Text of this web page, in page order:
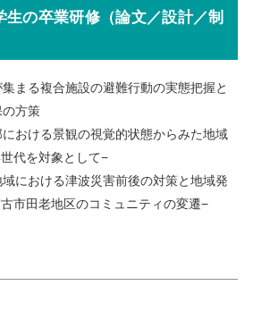
生の卒業研修（論文／設計／制
まる複合施設の避難行動の実態把握と
方策
おける景観の視覚的状態からみた地域
代を対象として−
域における津波災害前後の対策と地域発
市田老地区のコミュニティの変遷−